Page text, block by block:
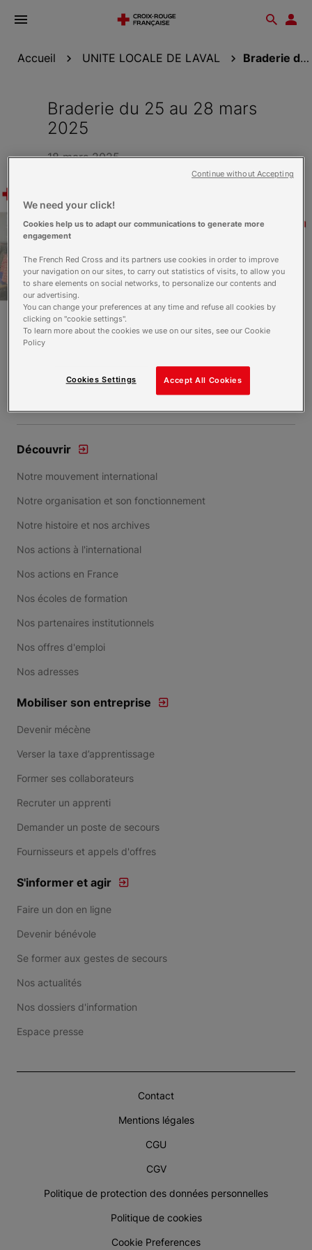
Ouvrir
Accueil UNITE LOCALE DE LAVAL Braderie du 25 au 28 mars 2025
Braderie du 25 au 28 mars
2025
18 mars 2025
Découvrir
Notre mouvement international
Notre organisation et son fonctionnement
Notre histoire et nos archives
Nos actions à l'international
Nos actions en France
Nos écoles de formation
Nos partenaires institutionnels
Nos offres d'emploi
Nos adresses
Mobiliser son entreprise
Devenir mécène
Verser la taxe d’apprentissage
Former ses collaborateurs
Recruter un apprenti
Demander un poste de secours
Fournisseurs et appels d'offres
S'informer et agir
Faire un don en ligne
Devenir bénévole
Se former aux gestes de secours
Nos actualités
Nos dossiers d'information
Espace presse
Contact
Mentions légales
CGU
CGV
Politique de protection des données personnelles
Politique de cookies
Cookie Preferences
We need your click!
Cookies help us to adapt our communications to generate more
engagement
The French Red Cross and its partners use cookies in order to improve
your navigation on our sites, to carry out statistics of visits, to allow you
to share elements on social networks, to personalize our contents and
our advertising.
You can change your preferences at any time and refuse all cookies by
clicking on "cookie settings".
To learn more about the cookies we use on our sites, see our Cookie
Policy
Accept All Cookies
Cookies Settings
Continue without Accepting